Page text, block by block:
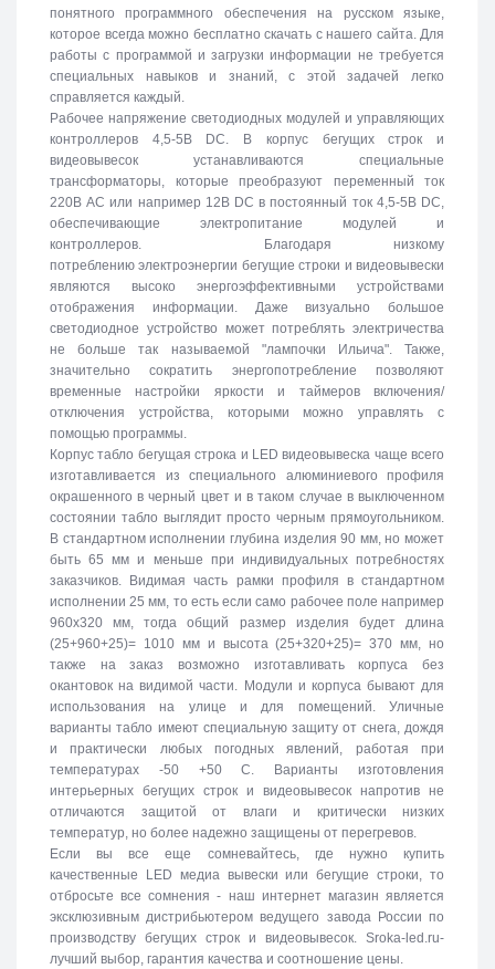
понятного программного обеспечения на русском языке,
которое всегда можно бесплатно скачать с нашего сайта. Для
работы с программой и загрузки информации не требуется
специальных навыков и знаний, с этой задачей легко
справляется каждый.
Рабочее напряжение светодиодных модулей и управляющих
контроллеров 4,5-5В DC. В корпус бегущих строк и
видеовывесок устанавливаются специальные
трансформаторы, которые преобразуют переменный ток
220В АС или например 12В DC в постоянный ток 4,5-5В DC,
обеспечивающие электропитание модулей и
контроллеров. Благодаря низкому
потреблению электроэнергии бегущие строки и видеовывески
являются высоко энергоэффективными устройствами
отображения информации. Даже визуально большое
светодиодное устройство может потреблять электричества
не больше так называемой "лампочки Ильича". Также,
значительно сократить энергопотребление позволяют
временные настройки яркости и таймеров включения/
отключения устройства, которыми можно управлять с
помощью программы.
Корпус табло бегущая строка и LED видеовывеска чаще всего
изготавливается из специального алюминиевого профиля
окрашенного в черный цвет и в таком случае в выключенном
состоянии табло выглядит просто черным прямоугольником.
В стандартном исполнении глубина изделия 90 мм, но может
быть 65 мм и меньше при индивидуальных потребностях
заказчиков. Видимая часть рамки профиля в стандартном
исполнении 25 мм, то есть если само рабочее поле например
960х320 мм, тогда общий размер изделия будет длина
(25+960+25)= 1010 мм и высота (25+320+25)= 370 мм, но
также на заказ возможно изготавливать корпуса без
окантовок на видимой части. Модули и корпуса бывают для
использования на улице и для помещений. Уличные
варианты табло имеют специальную защиту от снега, дождя
и практически любых погодных явлений, работая при
температурах -50 +50 C. Варианты изготовления
интерьерных бегущих строк и видеовывесок напротив не
отличаются защитой от влаги и критически низких
температур, но более надежно защищены от перегревов.
Если вы все еще сомневайтесь, где нужно купить
качественные LED медиа вывески или бегущие строки, то
отбросьте все сомнения - наш интернет магазин является
эксклюзивным дистрибьютером ведущего завода России по
производству бегущих строк и видеовывесок. Sroka-led.ru-
лучший выбор, гарантия качества и соотношение цены.